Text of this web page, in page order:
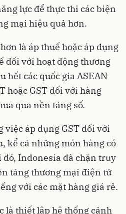
lực để thực thi các biện
mại hiệu quả hơn.
là áp thuế hoặc áp dụng
đối với hoạt động thương
hết các quốc gia ASEAN
hoặc GST đối với hàng
qua nền tảng số.
việc áp dụng GST đối với
kể cả những món hàng có
Indonesia đã chặn truy
tảng thương mại điện tử
với các mặt hàng giá rẻ.
là thiết lập hệ thống cảnh